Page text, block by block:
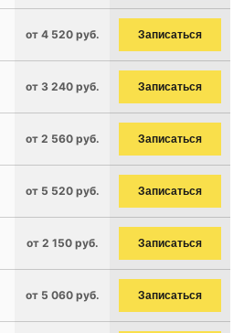
от 4 520 руб. Записаться
от 3 240 руб. Записаться
от 2 560 руб. Записаться
от 5 520 руб. Записаться
от 2 150 руб. Записаться
от 5 060 руб. Записаться